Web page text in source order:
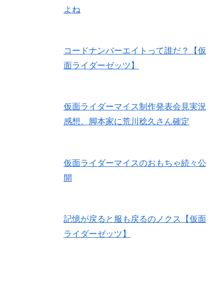
よね
コードナンバーエイトって誰だ？【仮
面ライダーゼッツ】
仮面ライダーマイス制作発表会見実況
感想。脚本家に荒川稔久さん確定
仮面ライダーマイスのおもちゃ続々公
開
記憶が戻ると服も戻るのノクス【仮面
ライダーゼッツ】